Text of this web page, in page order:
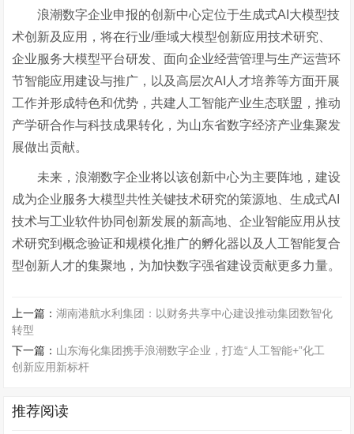
浪潮数字企业申报的创新中心定位于生成式AI 大模型技
术创新及应用，将在行业/垂域大模型创新应用技术研究、
企业服务大模型平台研发、面向企业经营管理与生产运营环
节智能应用建设与推广，以及高层次AI 人才培养等方面开展
工作并形成特色和优势，共建人工智能产业生态联盟，推动
产学研合作与科技成果转化，为山东省数字经济产业集聚发
展做出贡献。
未来，浪潮数字企业将以该创新中心为主要阵地，建设
成为企业服务大模型共性关键技术研究的策源地、生成式AI
技术与工业软件协同创新发展的新高地、企业智能应用从技
术研究到概念验证和规模化推广的孵化器以及人工智能复合
型创新人才的集聚地，为加快数字强省建设贡献更多力量。
上一篇：湖南港航水利集团：以财务共享中心建设推动集团数智化
转型
下一篇： 山东海化集团携手浪潮数字企业，打造“人工智能+”化工
创新应用新标杆
推荐阅读